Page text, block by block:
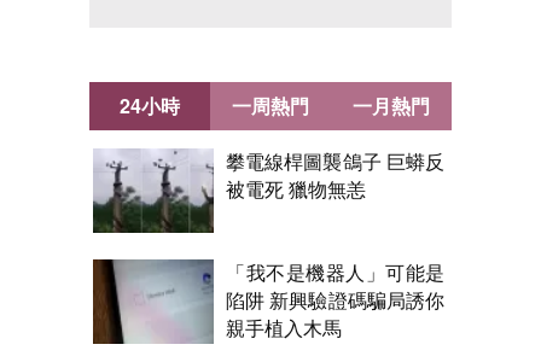
24小時
攀電線桿圖襲鴿子 巨蟒反
被電死 獵物無恙
「我不是機器人」可能是
陷阱 新興驗證碼騙局誘你
親手植入木馬
一周熱門 一月熱門